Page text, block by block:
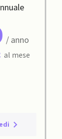
/ anno
al mese